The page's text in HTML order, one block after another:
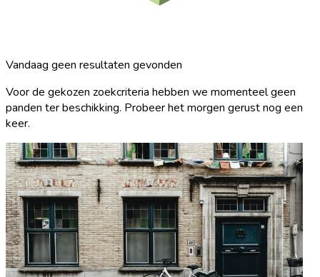
Vandaag geen resultaten gevonden
Voor de gekozen zoekcriteria hebben we momenteel geen
panden ter beschikking. Probeer het morgen gerust nog een
keer.